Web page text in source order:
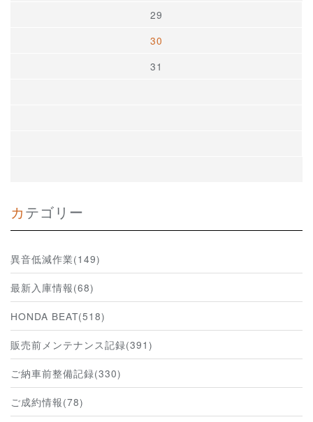
29
30
31
カテゴリー
異音低減作業(149)
最新入庫情報(68)
HONDA BEAT(518)
販売前メンテナンス記録(391)
ご納車前整備記録(330)
ご成約情報(78)